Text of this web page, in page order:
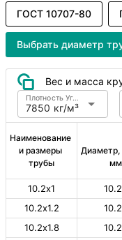
ГОСТ 10707-80
Выбрать диаметр
Вес и масса
7850 кг/м³
Плотность Углеродистая сталь
Наименование
и размеры
трубы
Диаметр,
мм
10.2х1 10.2
10.2х1.2
10.2
10.2х1.8
10.2